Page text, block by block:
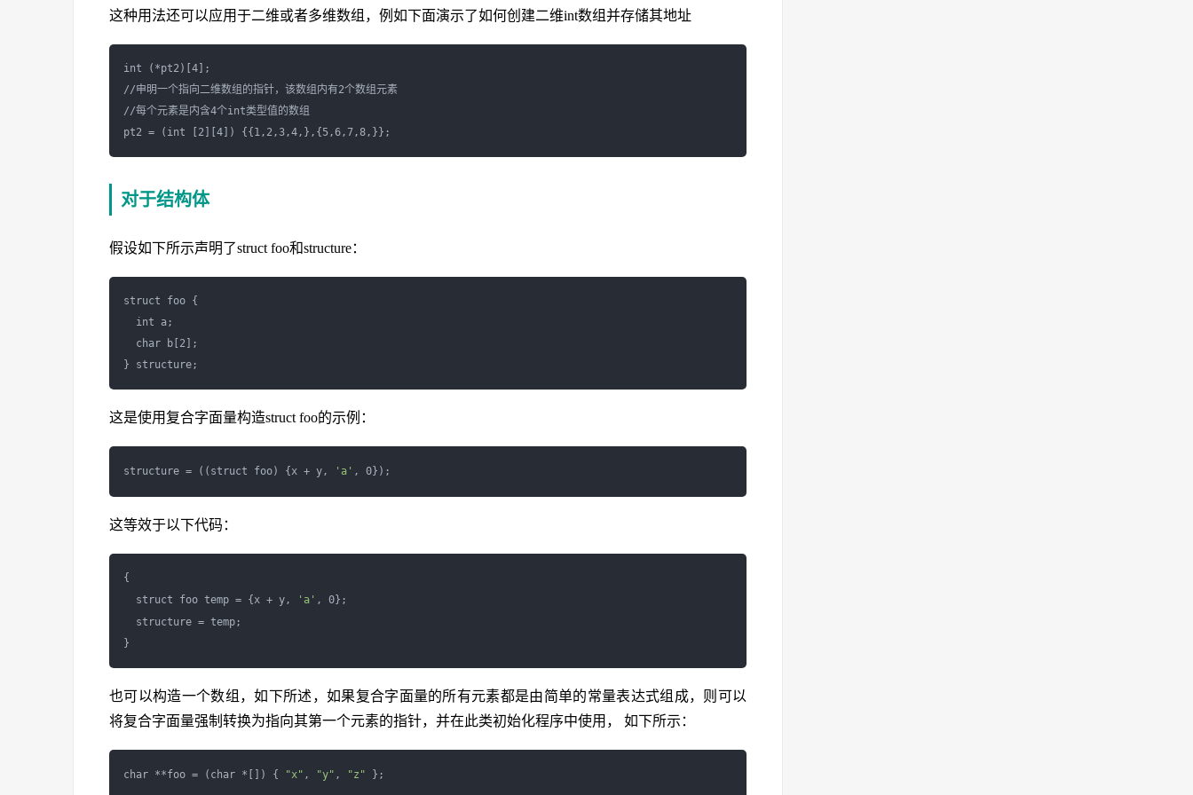
这种用法还可以应用于二维或者多维数组，例如下面演示了如何创建二维int数组并存储其地址
int (*pt2)[4];
//申明一个指向二维数组的指针，该数组内有2个数组元素
//每个元素是内含4个int类型值的数组
对于结构体
假设如下所示声明了struct foo和structure：
struct foo {
int a;
char b[2];
这是使用复合字面量构造struct foo的示例：
structure = ((struct foo) {x + y, 'a'
这等效于以下代码：
{
struct foo temp = {x + y,
'a' , 0};
structure = temp;
也可以构造一个数组，如下所述，如果复合字面量的所有元素都是由简单的常量表达式组成，则可以
将复合字面量强制转换为指向其第一个元素的指针，并在此类初始化程序中使用， 如下所示：
char **foo = (char *[]) { "x" , "y" , "z"